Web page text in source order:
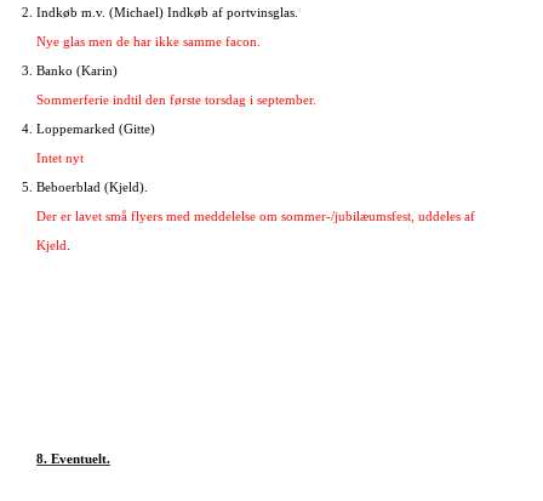
Indkøb m.v. (Michael) Indkøb af portvinsglas.
Nye glas men de har ikke samme facon.
Banko (Karin)
Sommerferie indtil den første torsdag i september.
Loppemarked (Gitte)
Intet nyt
Beboerblad (Kjeld).
Der er lavet små flyers med meddelelse om sommer-/jubilæumsfest, uddeles af
Kjeld
8. Eventuelt.